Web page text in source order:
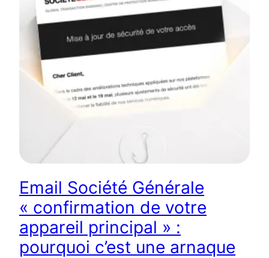
Email Société Générale
« confirmation de votre
appareil principal » :
pourquoi c’est une arnaque